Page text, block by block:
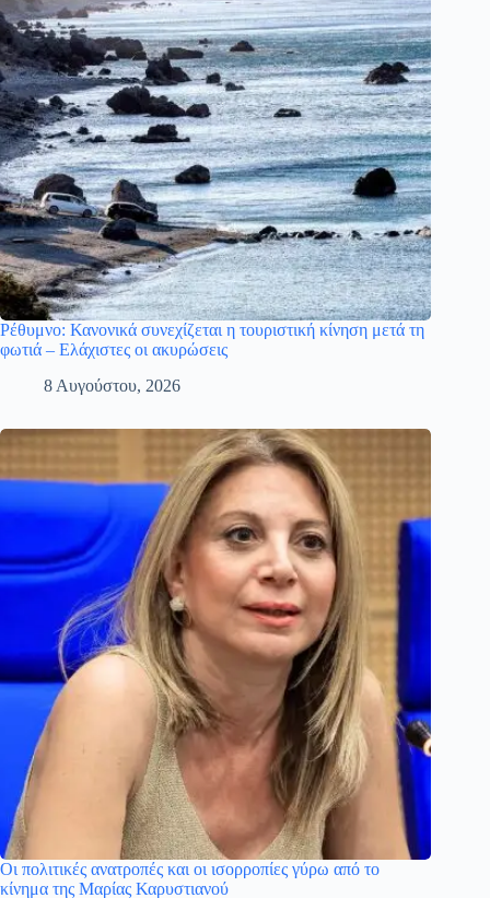
Ρέθυμνο: Κανονικά συνεχίζεται η τουριστική κίνηση μετά τη
φωτιά – Ελάχιστες οι ακυρώσεις
8 Αυγούστου, 2026
Οι πολιτικές ανατροπές και οι ισορροπίες γύρω από το
κίνημα της Μαρίας Καρυστιανού